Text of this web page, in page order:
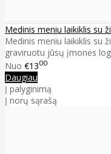
Medinis meniu laikiklis su
Medinis meniu laikiklis su
graviruotu jūsų įmonės
Nuo €1300
Daugiau
Į palyginimą
Į norų sąrašą